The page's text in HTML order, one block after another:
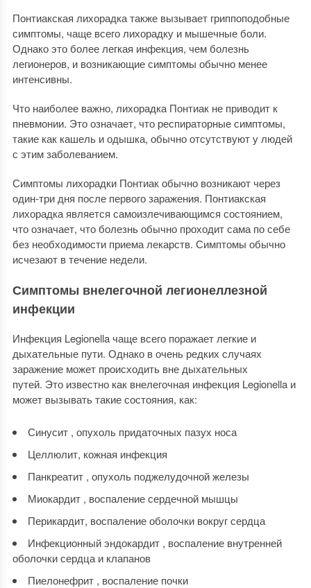
Понтиакская лихорадка также вызывает гриппоподобные
симптомы, чаще всего лихорадку и мышечные боли.
Однако это более легкая инфекция, чем болезнь
легионеров, и возникающие симптомы обычно менее
интенсивны.
Что наиболее важно, лихорадка Понтиак не приводит к
пневмонии. Это означает, что респираторные симптомы,
такие как кашель и одышка, обычно отсутствуют у людей
с этим заболеванием.
Симптомы лихорадки Понтиак обычно возникают через
один-три дня после первого заражения. Понтиакская
лихорадка является самоизлечивающимся состоянием,
что означает, что болезнь обычно проходит сама по себе
без необходимости приема лекарств. Симптомы обычно
исчезают в течение недели.
Симптомы внелегочной легионеллезной
инфекции
Инфекция Legionella чаще всего поражает легкие и
дыхательные пути. Однако в очень редких случаях
заражение может происходить вне дыхательных
путей. Это известно как внелегочная инфекция Legionella и
может вызывать такие состояния, как:
Синусит , опухоль придаточных пазух носа
Целлюлит, кожная инфекция
Панкреатит , опухоль поджелудочной железы
Миокардит , воспаление сердечной мышцы
Перикардит, воспаление оболочки вокруг сердца
Инфекционный эндокардит , воспаление внутренней
оболочки сердца и клапанов
Пиелонефрит , воспаление почки